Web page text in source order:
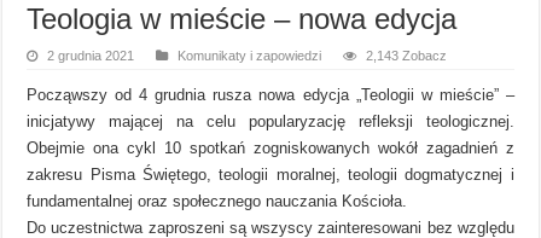
Teologia w mieście – nowa edycja
2 grudnia 2021 Komunikaty i zapowiedzi 2,143 Zobacz
Począwszy od 4 grudnia rusza nowa edycja „Teologii w mieście” –
inicjatywy mającej na celu popularyzację refleksji teologicznej.
Obejmie ona cykl 10 spotkań zogniskowanych wokół zagadnień z
zakresu Pisma Świętego, teologii moralnej, teologii dogmatycznej i
fundamentalnej oraz społecznego nauczania Kościoła.
Do uczestnictwa zaproszeni są wszyscy zainteresowani bez względu